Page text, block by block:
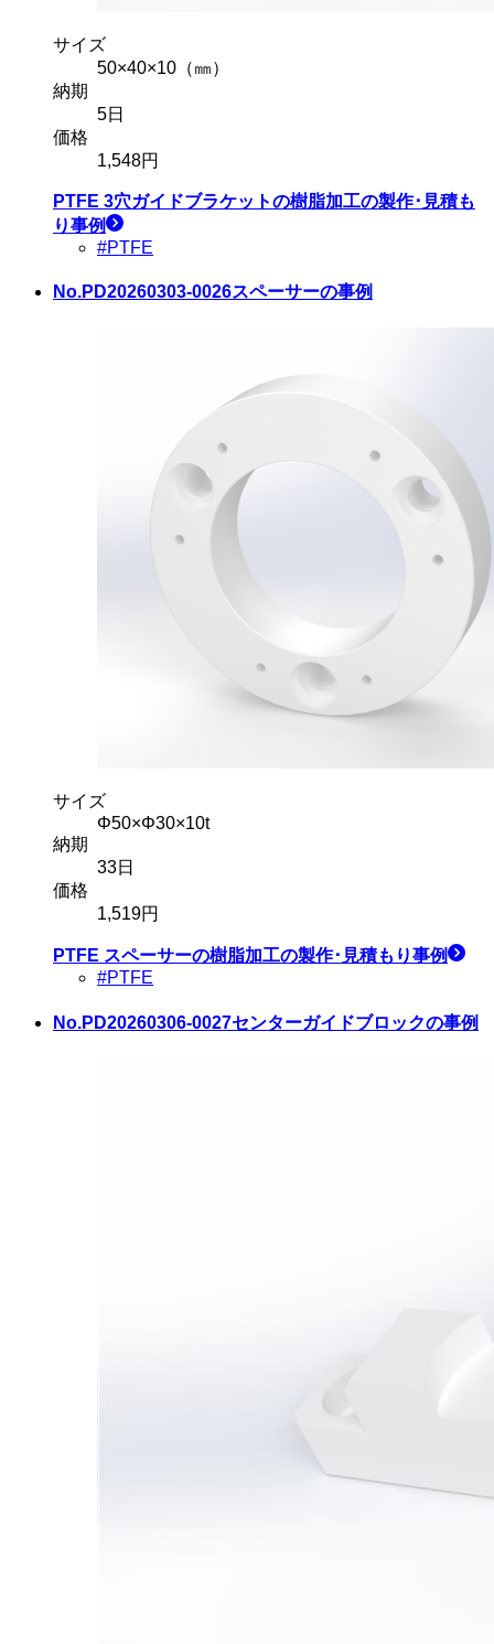
サイズ
50×40×10（㎜）
納期
5日
価格
1,548円
PTFE 3穴ガイドブラケットの樹脂加工の製作･見積も
り事例
#PTFE
No.PD20260303-0026スペーサーの事例
サイズ
Φ50×Φ30×10t
納期
33日
価格
1,519円
PTFE スペーサーの樹脂加工の製作･見積もり事例
#PTFE
No.PD20260306-0027センターガイドブロックの事例